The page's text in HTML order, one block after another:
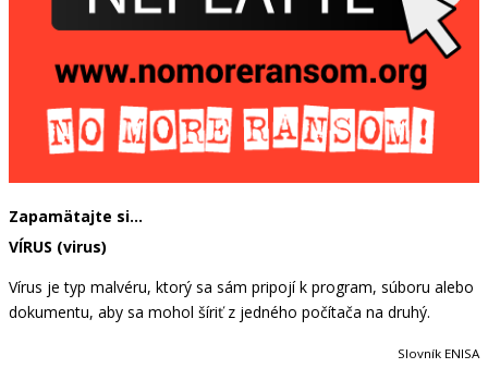
Zapamätajte si…
VÍRUS (virus)
Vírus je typ malvéru, ktorý sa sám pripojí k program, súboru alebo
dokumentu, aby sa mohol šíriť z jedného počítača na druhý.
Slovník ENISA